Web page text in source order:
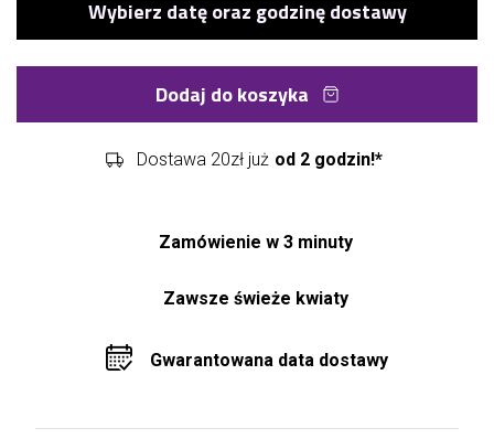
Dodaj do koszyka
Dostawa 20zł już od 2 godzin!*
Zamówienie w 3 minuty
Zawsze świeże kwiaty
Gwarantowana data dostawy